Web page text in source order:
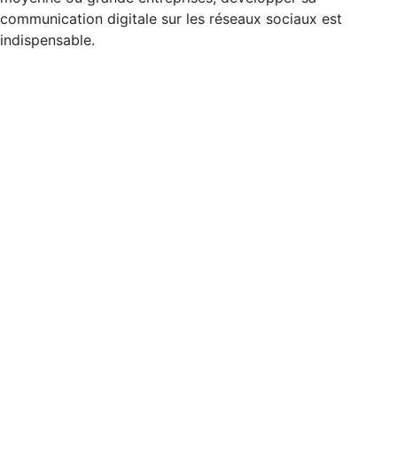
communication digitale sur les réseaux sociaux est
indispensable.